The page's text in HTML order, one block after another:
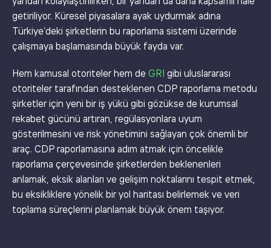
getiriliyor. Küresel piyasalara ayak uydurmak adına
Türkiye’deki şirketlerin bu raporlama sistemi üzerinde
çalışmaya başlamasında büyük fayda var.
Hem kamusal otoriteler hem de GRI gibi uluslararası
otoriteler tarafından desteklenen CDP raporlama metodu
şirketler için yeni bir iş yükü gibi gözükse de kurumsal
rekabet gücünü artıran, regülasyonlara uyum
gösterilmesini ve risk yönetimini sağlayan çok önemli bir
araç. CDP raporlamasına adım atmak için öncelikle
raporlama çerçevesinde şirketlerden beklenenleri
anlamak, eksik alanları ve gelişim noktalarını tespit etmek,
bu eksikliklere yönelik bir yol haritası belirlemek ve veri
toplama süreçlerini planlamak büyük önem taşıyor.